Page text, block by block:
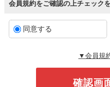
会員規約をご確認の上チェック
同意する
▼会員規